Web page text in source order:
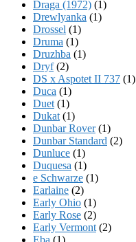
Draga (1972) (1)
Drewlyanka (1)
Drossel (1)
Druma (1)
Druzhba (1)
Dryf(2)
DS x Aspotet II 737 (1)
Duca (1)
Duet (1)
Dukat (1)
Dunbar Rover(1)
Dunbar Standard (2)
Dunluce (1)
Duquesa (1)
e Schwarze (1)
Earlaine (2)
Early Ohio (1)
Early Rose (2)
Early Vermont (2)
Eba (1)